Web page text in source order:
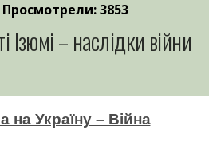
Просмотрели: 3853
Ізюмі – наслідки війни
на Україну – Війна